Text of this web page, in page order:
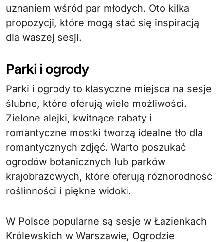
uznaniem wśród par młodych. Oto kilka
propozycji, które mogą stać się inspiracją
dla waszej sesji.
Parki i ogrody
Parki i ogrody to klasyczne miejsca na sesje
ślubne, które oferują wiele możliwości.
Zielone alejki, kwitnące rabaty i
romantyczne mostki tworzą idealne tło dla
romantycznych zdjęć. Warto poszukać
ogrodów botanicznych lub parków
krajobrazowych, które oferują różnorodność
roślinności i piękne widoki.
W Polsce popularne są sesje w Łazienkach
Królewskich w Warszawie, Ogrodzie